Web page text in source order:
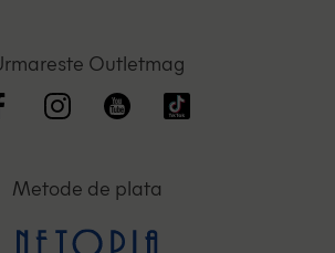
Outletmag
Metode de plata